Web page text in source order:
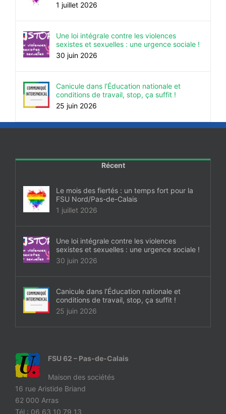
1 juillet 2026
Une loi intégrale contre les violences
sexistes et sexuelles : une urgence sociale !
30 juin 2026
Canicule dans l’Éducation nationale et
conditions de travail, stop, ça suffit !
25 juin 2026
Récent
Le mois des fiertés : un temps fort pour la
FSU Nord/Pas-de-Calais
1 juillet 2026
Une loi intégrale contre les violences
sexistes et sexuelles : une urgence sociale !
30 juin 2026
Canicule dans l’Éducation nationale et
conditions de travail, stop, ça suffit !
25 juin 2026
FSU 62 – Pas-de-Calais
Maison des sociétés
16 rue Aristide Briand
62 000 Arras
Tél : 06 63 10 79 13